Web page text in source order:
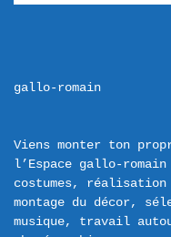
gallo-romain
Viens monter ton
l’Espace gallo-romain
costumes, réalisation
montage du décor,
musique, travail